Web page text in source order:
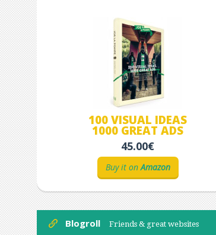
100 VISUAL IDEAS
1000 GREAT ADS
45.00€
Buy it onAmazon
Blogroll Friends & great websites